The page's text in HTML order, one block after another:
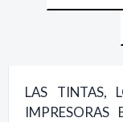
LAS TINTAS,
IMPRESORAS